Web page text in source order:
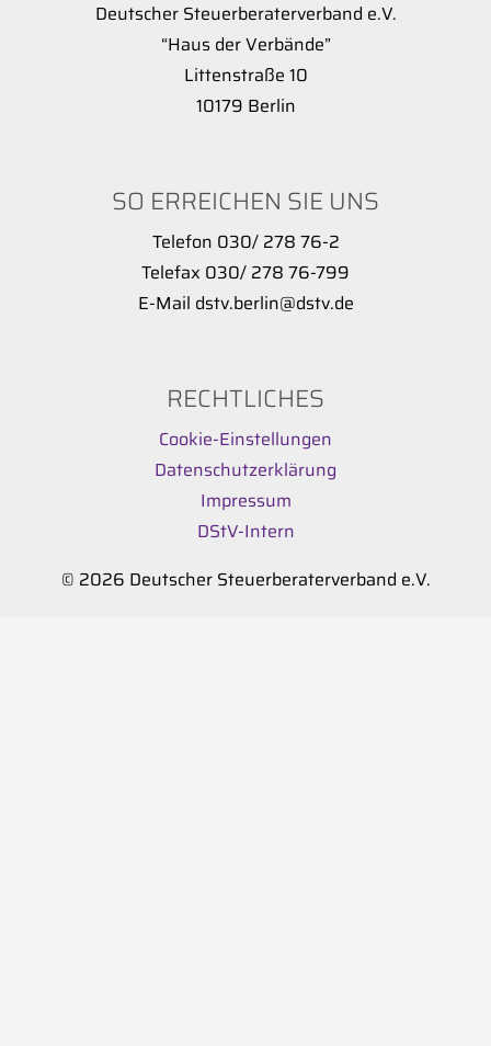
Deutscher Steuerberaterverband e.V.
“Haus der Verbände”
Littenstraße 10
10179 Berlin
SO ERREICHEN SIE UNS
Telefon 030/ 278 76-2
Telefax 030/ 278 76-799
E-Mail dstv.berlin@dstv.de
RECHTLICHES
Cookie-Einstellungen
Datenschutzerklärung
Impressum
DStV-Intern
© 2026 Deutscher Steuerberaterverband e.V.